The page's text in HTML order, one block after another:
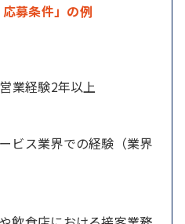
応募条件」の例
業経験2年以上
ビス業界での経験（業界